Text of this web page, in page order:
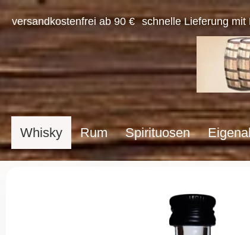
versandkostenfrei ab 90 € schnelle Lieferung mit
Whisky Rum Spirituosen